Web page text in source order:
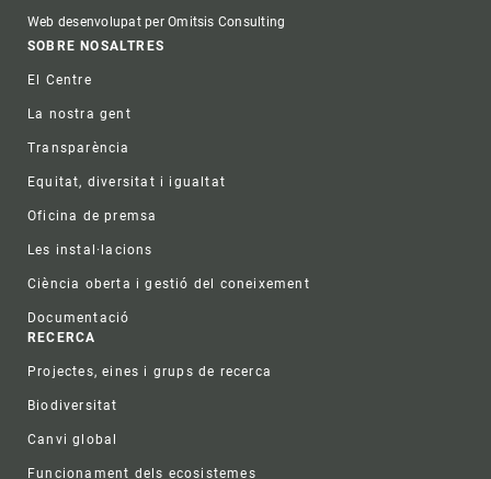
Web desenvolupat per Omitsis Consulting
Footer
SOBRE NOSALTRES
El Centre
La nostra gent
Transparència
Equitat, diversitat i igualtat
Oficina de premsa
Les instal·lacions
Ciència oberta i gestió del coneixement
Documentació
RECERCA
Projectes, eines i grups de recerca
Biodiversitat
Canvi global
Funcionament dels ecosistemes